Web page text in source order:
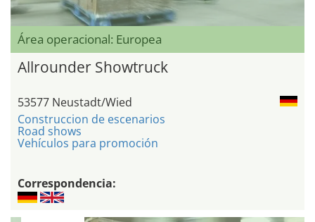
Área operacional: Europea
Allrounder Showtruck
53577 Neustadt/Wied
Construccion de escenarios
Road shows
Vehículos para promoción
Correspondencia: